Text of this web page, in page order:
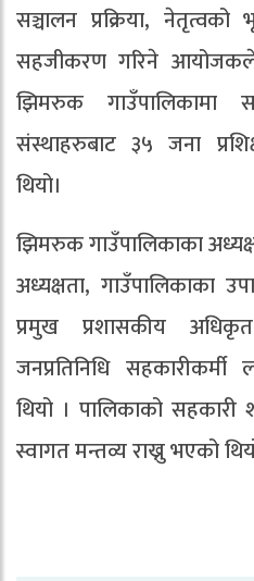
सञ्चालन प्रक्रिया,
सहजीकरण गरिने आयोजकले
झिमरुक गाउँपालिकामा
संस्थाहरुबाट ३५ जना
थियो।
झिमरुक गाउँपालिकाका
अध्यक्षता, गाउँपालिकाका
प्रमुख प्रशासकीय
जनप्रतिनिधि
थियो । पालिकाको सहकारी
स्वागत मन्तव्य राख्नु भएको